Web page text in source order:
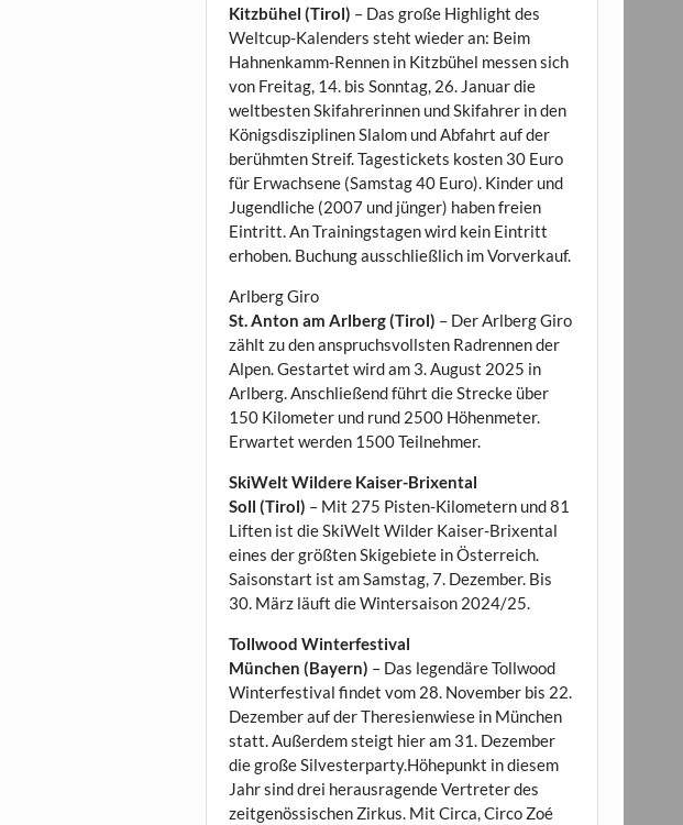
Kitzbühel (Tirol) – Das große Highlight des
Weltcup-Kalenders steht wieder an: Beim
Hahnenkamm-Rennen in Kitzbühel messen sich
von Freitag, 14. bis Sonntag, 26. Januar die
weltbesten Skifahrerinnen und Skifahrer in den
Königsdisziplinen Slalom und Abfahrt auf der
berühmten Streif. Tagestickets kosten 30 Euro
für Erwachsene (Samstag 40 Euro). Kinder und
Jugendliche (2007 und jünger) haben freien
Eintritt. An Trainingstagen wird kein Eintritt
erhoben. Buchung ausschließlich im Vorverkauf.
Arlberg Giro
St. Anton am Arlberg (Tirol) – Der Arlberg Giro
zählt zu den anspruchsvollsten Radrennen der
Alpen. Gestartet wird am 3. August 2025 in
Arlberg. Anschließend führt die Strecke über
150 Kilometer und rund 2500 Höhenmeter.
Erwartet werden 1500 Teilnehmer.
SkiWelt Wildere Kaiser-Brixental
Soll (Tirol) – Mit 275 Pisten-Kilometern und 81
Liften ist die SkiWelt Wilder Kaiser-Brixental
eines der größten Skigebiete in Österreich.
Saisonstart ist am Samstag, 7. Dezember. Bis
30. März läuft die Wintersaison 2024/25.
Tollwood Winterfestival
München (Bayern) – Das legendäre Tollwood
Winterfestival findet vom 28. November bis 22.
Dezember auf der Theresienwiese in München
statt. Außerdem steigt hier am 31. Dezember
die große Silvesterparty.Höhepunkt in diesem
Jahr sind drei herausragende Vertreter des
zeitgenössischen Zirkus. Mit Circa, Circo Zoé